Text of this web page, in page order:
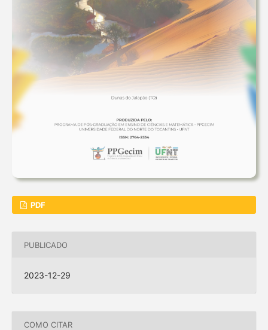
PDF
PUBLICADO
2023-12-29
COMO CITAR